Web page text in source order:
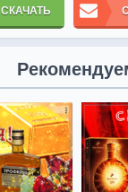
СКАЧАТЬ